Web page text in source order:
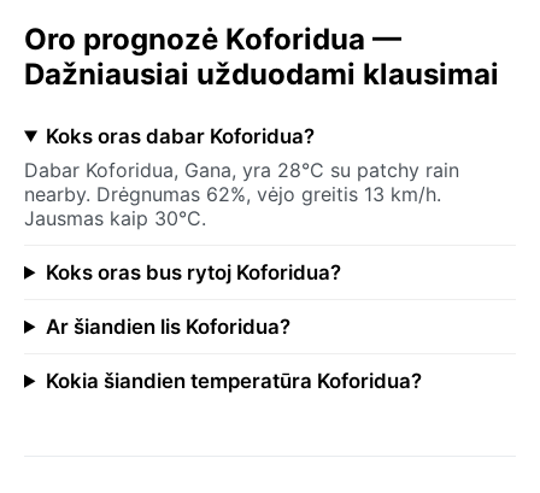
Oro prognozė Koforidua —
Dažniausiai užduodami klausimai
Koks oras dabar Koforidua?
Dabar Koforidua, Gana, yra 28°C su patchy rain
nearby. Drėgnumas 62%, vėjo greitis 13 km/h.
Jausmas kaip 30°C.
Koks oras bus rytoj Koforidua?
Ar šiandien lis Koforidua?
Kokia šiandien temperatūra Koforidua?